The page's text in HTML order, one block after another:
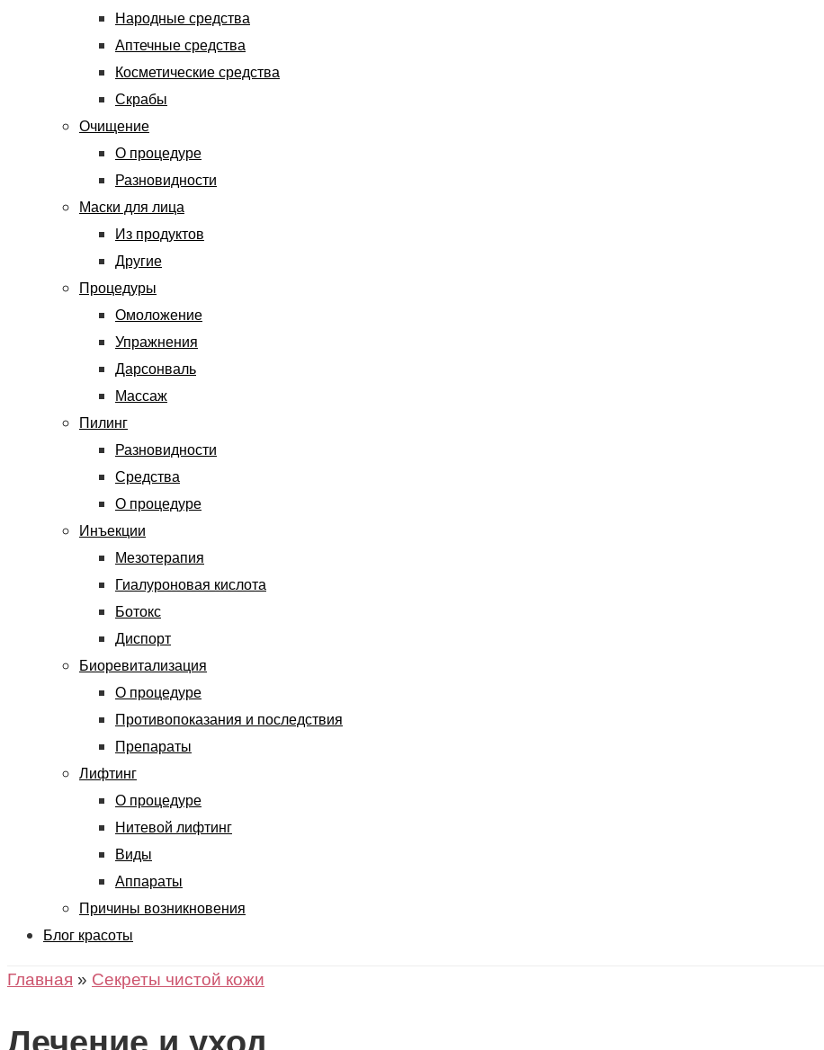
Народные средства
Аптечные средства
Косметические средства
Скрабы
Очищение
О процедуре
Разновидности
Маски для лица
Из продуктов
Другие
Процедуры
Омоложение
Упражнения
Дарсонваль
Массаж
Пилинг
Разновидности
Средства
О процедуре
Инъекции
Мезотерапия
Гиалуроновая кислота
Ботокс
Диспорт
Биоревитализация
О процедуре
Противопоказания и последствия
Препараты
Лифтинг
О процедуре
Нитевой лифтинг
Виды
Аппараты
Причины возникновения
Блог красоты
Главная » Секреты чистой кожи